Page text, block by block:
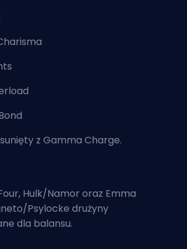
z Gamma Charge.
Hulk/Namor oraz Emma
Psylocke drużyny
dla balansu.